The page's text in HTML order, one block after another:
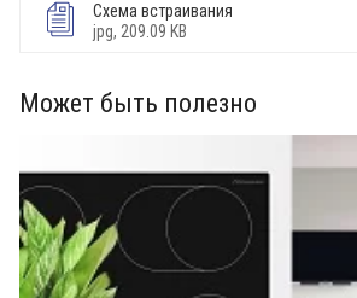
Схема встраивания
jpg, 209.09 KB
Может быть полезно